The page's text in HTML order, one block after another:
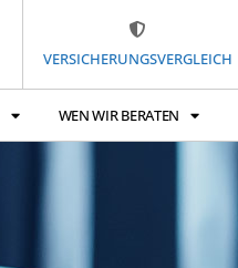
VERSICHERUNGSVERGLEICH
WEN WIR BERATEN